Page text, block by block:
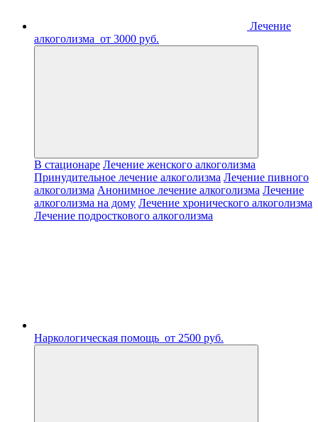
Лечение
алкоголизма от 3000 руб.
В стационаре Лечение женского алкоголизма
Принудительное лечение алкоголизма Лечение пивного
алкоголизма Анонимное лечение алкоголизма Лечение
алкоголизма на дому Лечение хронического алкоголизма
Лечение подросткового алкоголизма
Наркологическая помощь от 2500 руб.